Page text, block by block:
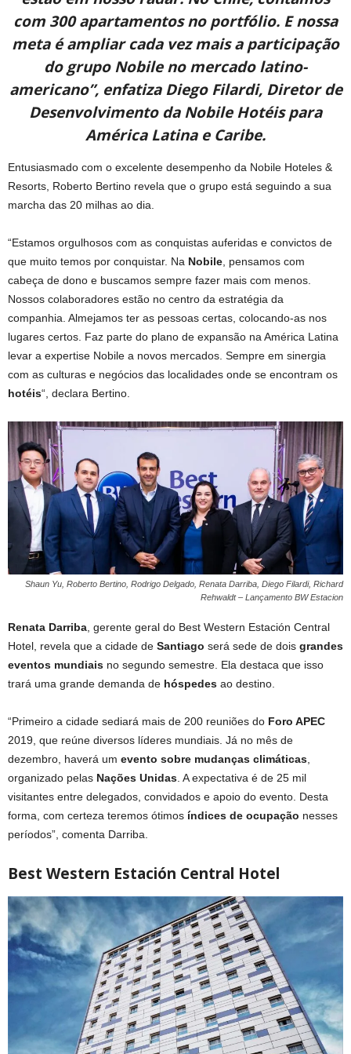
com 300 apartamentos no portfólio. E nossa
meta é ampliar cada vez mais a participação
do grupo Nobile no mercado latino-
americano”, enfatiza Diego Filardi, Diretor de
Desenvolvimento da Nobile Hotéis para
América Latina e Caribe.
Entusiasmado com o excelente desempenho da Nobile Hoteles &
Resorts, Roberto Bertino revela que o grupo está seguindo a sua
marcha das 20 milhas ao dia.
“Estamos orgulhosos com as conquistas auferidas e convictos de
que muito temos por conquistar. Na Nobile , pensamos com
cabeça de dono e buscamos sempre fazer mais com menos.
Nossos colaboradores estão no centro da estratégia da
companhia. Almejamos ter as pessoas certas, colocando-as nos
lugares certos. Faz parte do plano de expansão na América Latina
levar a expertise Nobile a novos mercados. Sempre em sinergia
com as culturas e negócios das localidades onde se encontram os
hotéis“, declara Bertino.
Shaun Yu, Roberto Bertino, Rodrigo Delgado, Renata Darriba, Diego Filardi, Richard
Rehwaldt – Lançamento BW Estacion
Renata Darriba , gerente geral do Best Western Estación Central
Hotel, revela que a cidade de Santiago será sede de dois grandes
eventos mundiais no segundo semestre. Ela destaca que isso
trará uma grande demanda de hóspedes ao destino.
“Primeiro a cidade sediará mais de 200 reuniões do Foro APEC
2019, que reúne diversos líderes mundiais. Já no mês de
dezembro, haverá um evento sobre mudanças climáticas
organizado pelas Nações Unidas . A expectativa é de 25 mil
visitantes entre delegados, convidados e apoio do evento. Desta
forma, com certeza teremos ótimos índices de ocupação nesses
períodos”, comenta Darriba.
Best Western Estación Central Hotel